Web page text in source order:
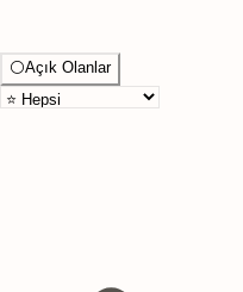
⚪Açık Olanlar